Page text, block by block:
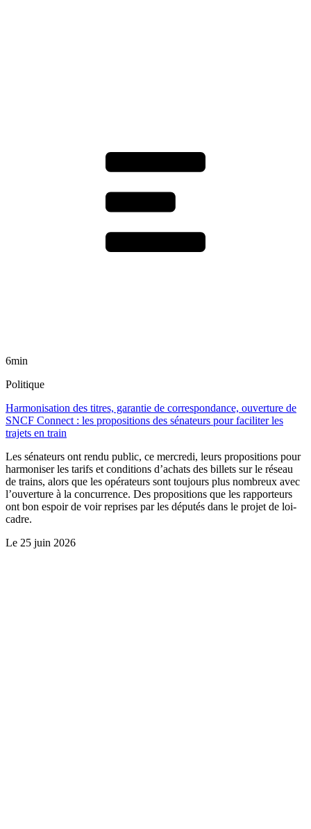
6min
Politique
Harmonisation des titres, garantie de correspondance, ouverture de
SNCF Connect : les propositions des sénateurs pour faciliter les
trajets en train
Les sénateurs ont rendu public, ce mercredi, leurs propositions pour
harmoniser les tarifs et conditions d’achats des billets sur le réseau
de trains, alors que les opérateurs sont toujours plus nombreux avec
l’ouverture à la concurrence. Des propositions que les rapporteurs
ont bon espoir de voir reprises par les députés dans le projet de loi-
cadre.
Le 25 juin 2026